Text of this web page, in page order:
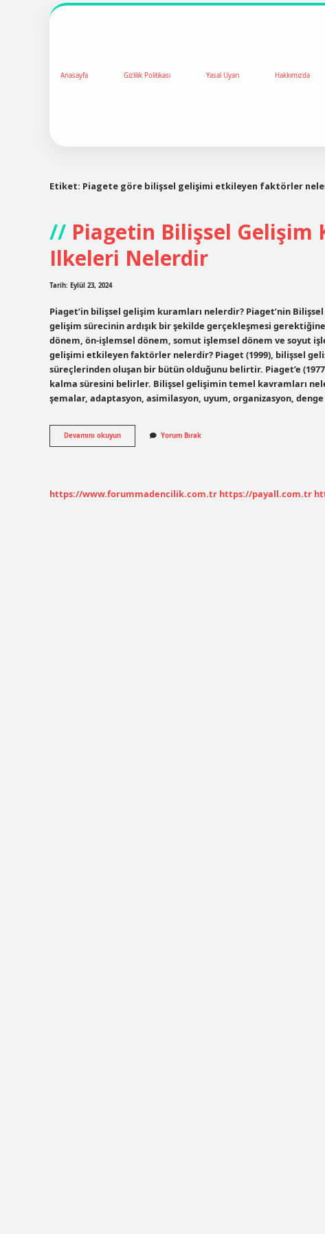
Anasayfa Gizlilik Politikası Yasal Uyarı Hakkımızda
Etiket: Piagete göre bilişsel gelişimi etkileyen faktörler
Piagetin Bilişsel Gelişim
Ilkeleri Nelerdir
Tarih: Eylül 23, 2024
Piaget’in bilişsel gelişim kuramları nelerdir? Piaget’nin
gelişim sürecinin ardışık bir şekilde gerçekleşmesi
dönem, ön-işlemsel dönem, somut işlemsel dönem ve soyut
gelişimi etkileyen faktörler nelerdir? Piaget (1999), bilişsel
süreçlerinden oluşan bir bütün olduğunu belirtir. Piaget’e
kalma süresini belirler. Bilişsel gelişimin temel kavramları
şemalar, adaptasyon, asimilasyon, uyum, organizasyon,
Devamını okuyunPiagetin
Bilişsel
Ilkeleri
Yorum Bırak
https://www.forummadencilik.com.tr https://payall.com.tr